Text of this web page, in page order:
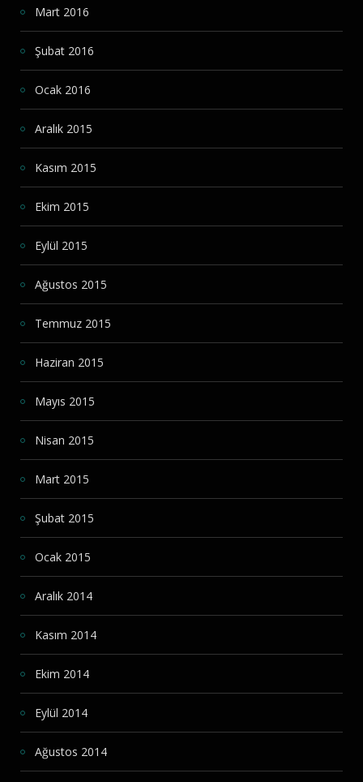
Mart 2016
Şubat 2016
Ocak 2016
Aralık 2015
Kasım 2015
Ekim 2015
Eylül 2015
Ağustos 2015
Temmuz 2015
Haziran 2015
Mayıs 2015
Nisan 2015
Mart 2015
Şubat 2015
Ocak 2015
Aralık 2014
Kasım 2014
Ekim 2014
Eylül 2014
Ağustos 2014